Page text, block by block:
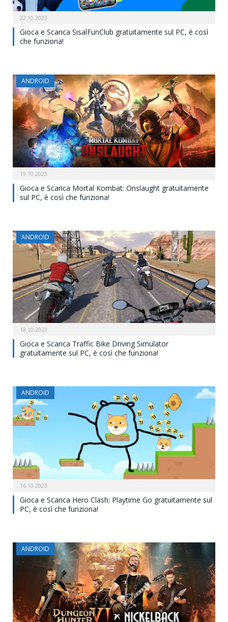
22.10.2023
Gioca e Scarica SisalFunClub gratuitamente sul PC, è così
che funziona!
ANDROID
19.10.2023
Gioca e Scarica Mortal Kombat: Onslaught gratuitamente
sul PC, è così che funziona!
ANDROID
18.10.2023
Gioca e Scarica Traffic Bike Driving Simulator
gratuitamente sul PC, è così che funziona!
ANDROID
16.10.2023
Gioca e Scarica Hero Clash: Playtime Go gratuitamente sul
PC, è così che funziona!
ANDROID